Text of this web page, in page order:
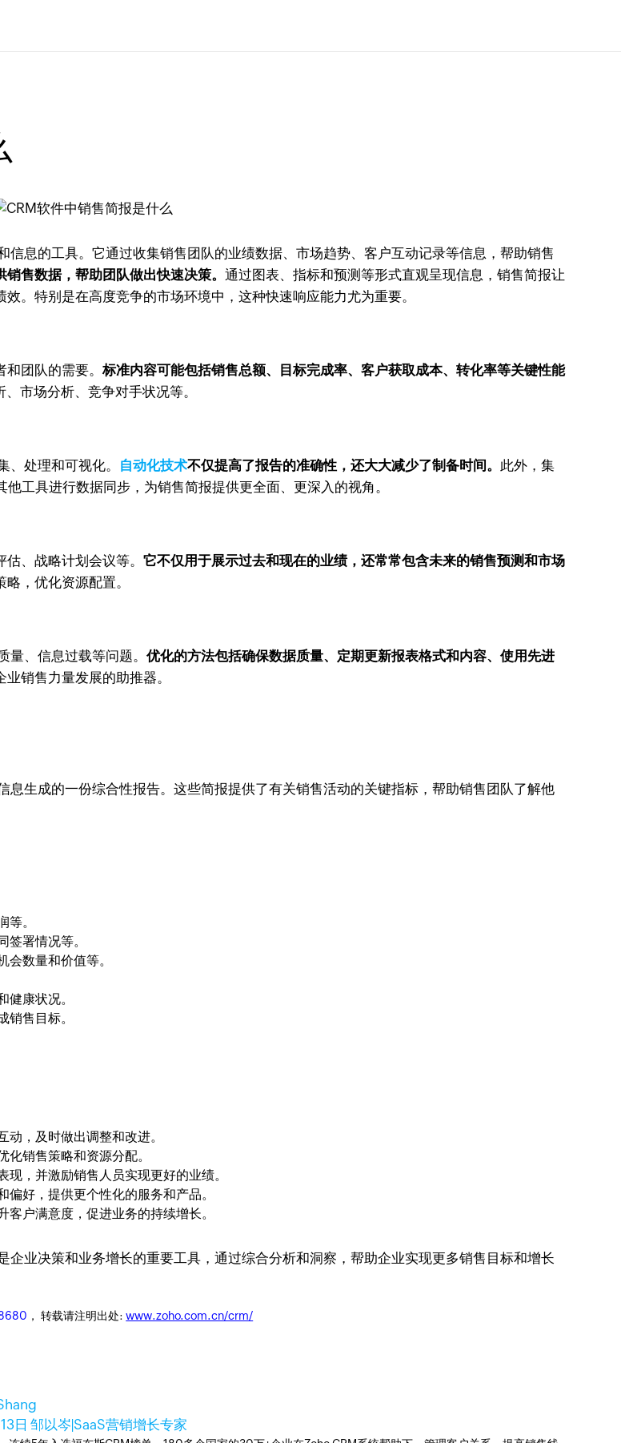
信息的工具。它通过收集销售团队的业绩数据、市场趋势、客户互动记录等信息，帮助销售
销售数据，帮助团队做出快速决策。通过图表、指标和预测等形式直观呈现信息，销售简报让
。特别是在高度竞争的市场环境中，这种快速响应能力尤为重要。
和团队的需要。标准内容可能包括销售总额、目标完成率、客户获取成本、转化率等关键性能
市场分析、竞争对手状况等。
处理和可视化。 自动化技术不仅提高了报告的准确性，还大大减少了制备时间。 此外，集
工具进行数据同步，为销售简报提供更全面、更深入的视角。
估、战略计划会议等。它不仅用于展示过去和现在的业绩，还常常包含未来的销售预测和市场
，优化资源配置。
量、信息过载等问题。优化的方法包括确保数据质量、定期更新报表格式和内容、使用先进
销售力量发展的助推器。
生成的一份综合性报告。这些简报提供了有关销售活动的关键指标，帮助销售团队了解他
等。
签署情况等。
会数量和价值等。
健康状况。
售目标。
，及时做出调整和改进。
化销售策略和资源分配。
，并激励销售人员实现更好的业绩。
好，提供更个性化的服务和产品。
户满意度，促进业务的持续增长。
业决策和业务增长的重要工具，通过综合分析和洞察，帮助企业实现更多销售目标和增长
， 转载请注明出处:www.zoho.com.cn/crm/
日 邹以岑|SaaS营销增长专家